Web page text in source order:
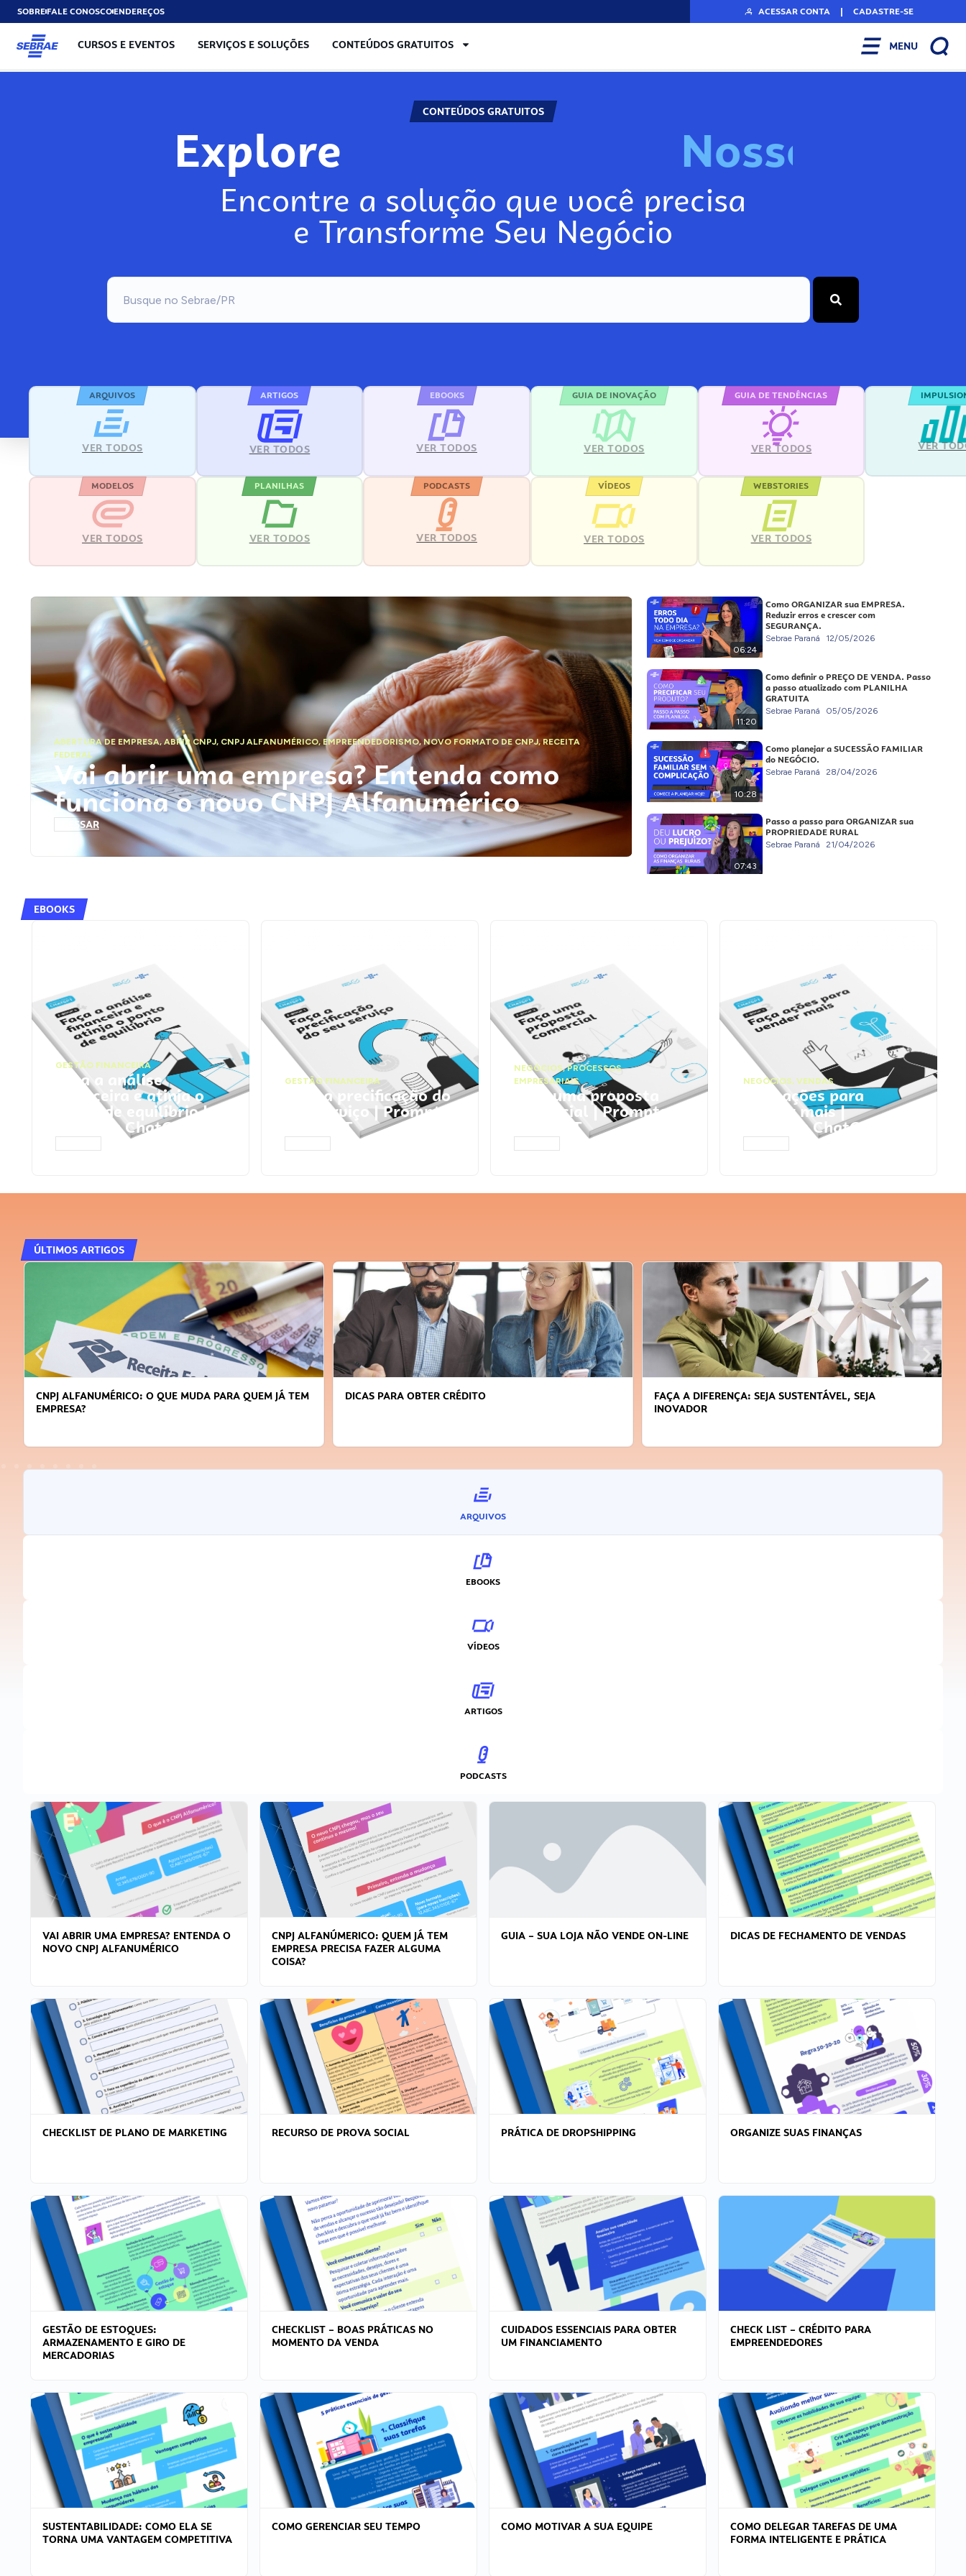
SOBREFALE CONOSCOENDEREÇOS ACESSAR CONTA | CADASTRE-SE
CURSOS E EVENTOS SERVIÇOS E SOLUÇÕES CONTEÚDOS GRATUITOS MENU
CONTEÚDOS GRATUITOS
Explore Nosso
Encontre a solução que você precisa
e Transforme Seu Negócio
ARQUIVOS
VER TODOS
ARTIGOS
VER TODOS
EBOOKS
VER TODOS
GUIA DE INOVAÇÃO
VER TODOS
GUIA DE TENDÊNCIAS
VER TODOS VER
MODELOS
VER TODOS
PLANILHAS
VER TODOS
PODCASTS
VER TODOS
VÍDEOS
VER TODOS
WEBSTORIES
VER TODOS
ABERTURA DE EMPRESA,ABRIR CNPJ, CNPJ ALFANUMÉRICO, EMPREENDEDORISMO,NOVO FORMATO DE CNPJ,RECEITA
FEDERAL
Vai abrir uma empresa? Entenda como
funciona o novo CNPJ Alfanumérico
ACESSAR
06:24
Como ORGANIZAR sua EMPRESA.
Reduzir erros e crescer com
SEGURANÇA.
Sebrae Paraná 12/05/2026
11:20
Como definir o PREÇO DE VENDA. Passo
a passo atualizado com PLANILHA
GRATUITA
Sebrae Paraná 05/05/2026
10:28
Como planejar a SUCESSÃO FAMILIAR
do NEGÓCIO.
Sebrae Paraná 28/04/2026
07:43
Passo a passo para ORGANIZAR sua
PROPRIEDADE RURAL
Sebrae Paraná 21/04/2026
EBOOKS
GESTÃO FINANCEIRA
Faça a análise
financeira e atinja o
ponto de equilíbrio |
Prompts ChatGPT
GESTÃO FINANCEIRA
Faça a precificação do
seu serviço | Prompts
ChatGPT
NEGÓCIOS,PROCESSOS
EMPRESARIAIS
Faça uma proposta
comercial | Prompts
ChatGPT
NEGÓCIOS, VENDAS
Faça ações para
vender mais |
Prompts ChatGPT
ÚLTIMOS ARTIGOS
CNPJ ALFANUMÉRICO: O QUE MUDA PARA QUEM JÁ TEM
EMPRESA?
DICAS PARA OBTER CRÉDITO
FAÇA A DIFERENÇA: SEJA SUSTENTÁVEL, SEJA
INOVADOR
ARQUIVOS
EBOOKS
VÍDEOS
ARTIGOS
PODCASTS
VAI ABRIR UMA EMPRESA? ENTENDA O
NOVO CNPJ ALFANUMÉRICO
CNPJ ALFANÚMERICO: QUEM JÁ TEM
EMPRESA PRECISA FAZER ALGUMA
COISA?
GUIA – SUA LOJA NÃO VENDE ON-LINE DICAS DE FECHAMENTO DE VENDAS
CHECKLIST DE PLANO DE MARKETING RECURSO DE PROVA SOCIAL PRÁTICA DE DROPSHIPPING ORGANIZE SUAS FINANÇAS
GESTÃO DE ESTOQUES:
ARMAZENAMENTO E GIRO DE
MERCADORIAS
CHECKLIST – BOAS PRÁTICAS NO
MOMENTO DA VENDA
CUIDADOS ESSENCIAIS PARA OBTER
UM FINANCIAMENTO
CHECK LIST – CRÉDITO PARA
EMPREENDEDORES
SUSTENTABILIDADE: COMO ELA SE
TORNA UMA VANTAGEM COMPETITIVA
COMO GERENCIAR SEU TEMPO COMO MOTIVAR A SUA EQUIPE
COMO DELEGAR TAREFAS DE UMA
FORMA INTELIGENTE E PRÁTICA